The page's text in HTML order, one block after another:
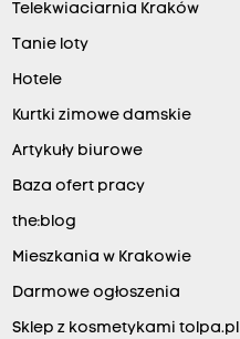
Telekwiaciarnia Kraków
Tanie loty
Hotele
Kurtki zimowe damskie
Artykuły biurowe
Baza ofert pracy
the:blog
Mieszkania w Krakowie
Darmowe ogłoszenia
Sklep z kosmetykami tolpa.pl